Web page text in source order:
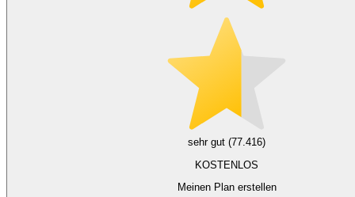
sehr gut (77.416)
KOSTENLOS
Meinen Plan erstellen